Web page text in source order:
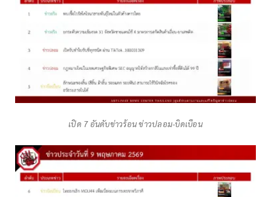
เปิด 7 อันดับข่าวร้อน ข่าวปลอม-บิดเบือน